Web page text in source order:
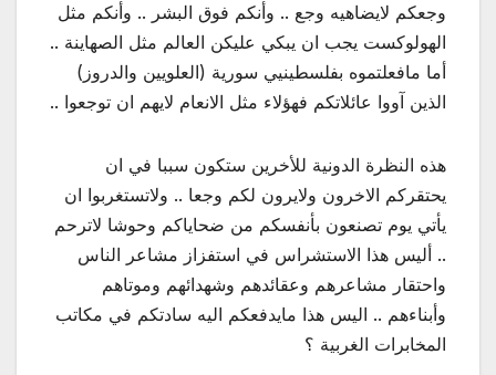
وجعكم لايضاهيه وجع .. وأنكم فوق البشر .. وأنكم مثل
الهولوكست يجب ان يبكي عليكن العالم مثل الصهاينة ..
أما مافعلتموه بفلسطينيي سورية (العلويين والدروز)
الذين آووا عائلاتكم فهؤلاء مثل الانعام لايهم ان توجعوا ..
هذه النظرة الدونية للأخرين ستكون سببا في ان
يحتقركم الاخرون ولايرون لكم وجعا .. ولاتستغربوا ان
يأتي يوم تصنعون بأنفسكم من ضحاياكم وحوشا لاترحم
.. أليس هذا الاستشراس في استفزاز مشاعر الناس
واحتقار مشاعرهم وعقائدهم وشهدائهم وموتاهم
وأبناءهم .. اليس هذا مايدفعكم اليه سادتكم في مكاتب
المخابرات الغربية ؟